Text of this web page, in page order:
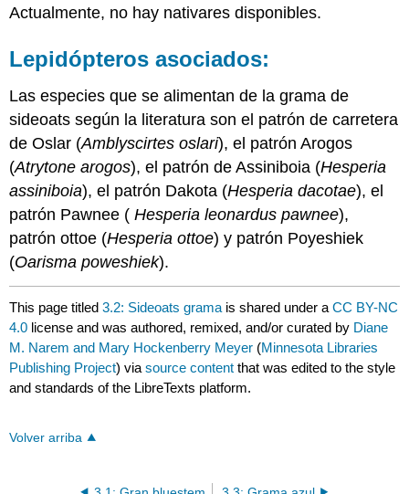
Actualmente, no hay nativares disponibles.
Lepidópteros asociados:
Las especies que se alimentan de la grama de
sideoats según la literatura son el patrón de carretera
de Oslar (Amblyscirtes oslari), el patrón Arogos
(Atrytone arogos), el patrón de Assiniboia (Hesperia
assiniboia), el patrón Dakota (Hesperia dacotae), el
patrón Pawnee ( Hesperia leonardus pawnee),
patrón ottoe (Hesperia ottoe) y patrón Poyeshiek
(Oarisma poweshiek).
This page titled3.2: Sideoats grama is shared under aCC BY-NC
4.0 license and was authored, remixed, and/or curated by Diane
M. Narem and Mary Hockenberry Meyer (Minnesota Libraries
Publishing Project) viasource content that was edited to the style
and standards of the LibreTexts platform.
Volver arriba